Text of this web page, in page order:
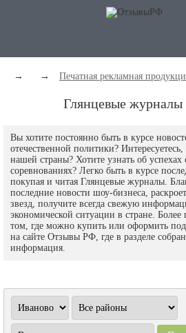
→ → Печатная рекламная
Глянцевые журналы
Вы хотите постоянно быть в курсе
отечественной политики?
нашей страны? Хотите узнать об
соревнованиях? Легко быть в курсе
покупая и читая Глянцевые журналы.
последние новости шоу-бизнеса,
звезд, получите всегда свежую
экономической ситуации в стране.
том, где можно купить или оформить
на сайте Отзывы РФ, где в разделе
информация.